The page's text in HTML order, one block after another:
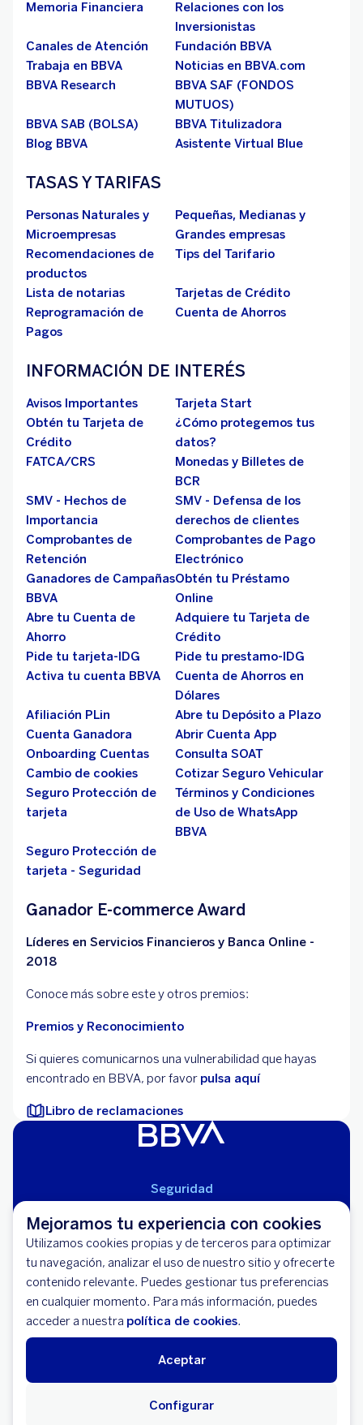
Mejoramos tu experiencia con cookies
Utilizamos cookies propias y de terceros para optimizar
tu navegación, analizar el uso de nuestro sitio y ofrecerte
contenido relevante. Puedes gestionar tus preferencias
en cualquier momento. Para más información, puedes
acceder a nuestra política de cookies.
Aceptar
Configurar
Memoria Financiera
Relaciones con los
Inversionistas
Canales de Atención
Fundación BBVA
Trabaja en BBVA
Noticias en BBVA.com
BBVA Research
BBVA SAF (FONDOS
MUTUOS)
BBVA SAB (BOLSA)
BBVA Titulizadora
Blog BBVA
Asistente Virtual Blue
TASAS Y TARIFAS
Personas Naturales y
Microempresas
Pequeñas, Medianas y
Grandes empresas
Recomendaciones de
productos
Tips del Tarifario
Lista de notarias
Tarjetas de Crédito
Reprogramación de
Pagos
Cuenta de Ahorros
INFORMACIÓN DE INTERÉS
Avisos Importantes
Tarjeta Start
Obtén tu Tarjeta de
Crédito
¿Cómo protegemos tus
datos?
FATCA/CRS
Monedas y Billetes de
BCR
SMV - Hechos de
Importancia
SMV - Defensa de los
derechos de clientes
Comprobantes de
Retención
Comprobantes de Pago
Electrónico
Ganadores de Campañas
BBVA
Obtén tu Préstamo
Online
Abre tu Cuenta de
Ahorro
Adquiere tu Tarjeta de
Crédito
Pide tu tarjeta-IDG
Pide tu prestamo-IDG
Activa tu cuenta BBVA
Cuenta de Ahorros en
Dólares
Afiliación PLin
Abre tu Depósito a Plazo
Cuenta Ganadora
Abrir Cuenta App
Onboarding Cuentas
Consulta SOAT
Cambio de cookies
Cotizar Seguro Vehicular
Seguro Protección de
tarjeta
Términos y Condiciones
de Uso de WhatsApp
BBVA
Seguro Protección de
tarjeta - Seguridad
Ganador E-commerce Award
Líderes en Servicios Financieros y Banca Online -
2018
Conoce más sobre este y otros premios:
Premios y Reconocimiento
Si quieres comunicarnos una vulnerabilidad que hayas
encontrado en BBVA, por favor pulsa aquí
Libro de reclamaciones
Seguridad
Cláusulas Generales de Contratación
Mapa del Sitio
Libro de Reclamaciones
Llámanos (01) 595-0000
Banco BBVA Perú - RUC 20100130204
Av. República de Panamá 3055 - San Isidro